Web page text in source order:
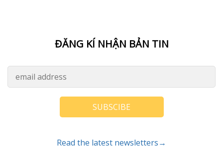
ĐĂNG KÍ NHẬN BẢN TIN
SUBSCIBE
Read the latest newsletters→